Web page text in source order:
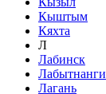
Кыштым
Кяхта
Л
Лабинск
Лабытнанги
Лагань